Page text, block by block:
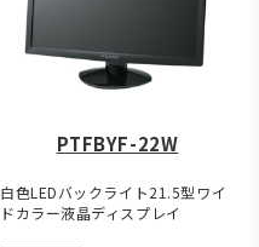
PTFBYF-22W
白色LEDバックライト21.5型ワイ
ドカラー液晶ディスプレイ